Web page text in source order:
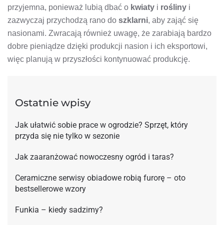
przyjemna, ponieważ lubią dbać o kwiaty i rośliny i
zazwyczaj przychodzą rano do szklarni, aby zająć się
nasionami. Zwracają również uwagę, że zarabiają bardzo
dobre pieniądze dzięki produkcji nasion i ich eksportowi,
więc planują w przyszłości kontynuować produkcję.
Ostatnie wpisy
Jak ułatwić sobie prace w ogrodzie? Sprzęt, który
przyda się nie tylko w sezonie
Jak zaaranżować nowoczesny ogród i taras?
Ceramiczne serwisy obiadowe robią furorę – oto
bestsellerowe wzory
Funkia – kiedy sadzimy?